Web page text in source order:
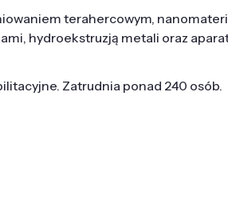
terahercowym,
hydroekstruzją metali oraz
Zatrudnia ponad 240 osób.